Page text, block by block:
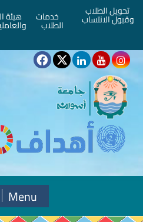
تحويل الطلاب
وقبول الانتساب خدمات
الطلاب
هيئة
Menu